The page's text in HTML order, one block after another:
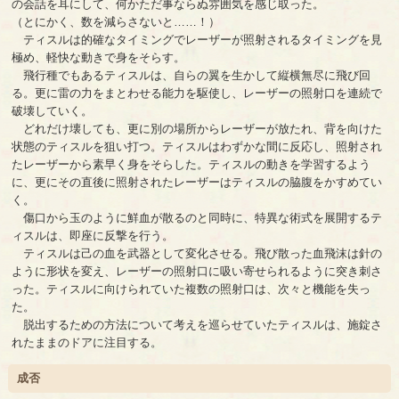
の会話を耳にして、何かただ事ならぬ雰囲気を感じ取った。
（とにかく、数を減らさないと……！）
ティスルは的確なタイミングでレーザーが照射されるタイミングを見
極め、軽快な動きで身をそらす。
飛行種でもあるティスルは、自らの翼を生かして縦横無尽に飛び回
る。更に雷の力をまとわせる能力を駆使し、レーザーの照射口を連続で
破壊していく。
どれだけ壊しても、更に別の場所からレーザーが放たれ、背を向けた
状態のティスルを狙い打つ。ティスルはわずかな間に反応し、照射され
たレーザーから素早く身をそらした。ティスルの動きを学習するよう
に、更にその直後に照射されたレーザーはティスルの脇腹をかすめてい
く。
傷口から玉のように鮮血が散るのと同時に、特異な術式を展開するテ
ィスルは、即座に反撃を行う。
ティスルは己の血を武器として変化させる。飛び散った血飛沫は針の
ように形状を変え、レーザーの照射口に吸い寄せられるように突き刺さ
った。ティスルに向けられていた複数の照射口は、次々と機能を失っ
た。
脱出するための方法について考えを巡らせていたティスルは、施錠さ
れたままのドアに注目する。
成否